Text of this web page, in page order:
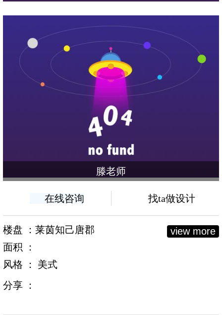
滕老师
在线咨询 找ta做设计
楼盘 ：莱茵知己唐郡
view more
面积 ：
风格 ： 美式
分享 ：